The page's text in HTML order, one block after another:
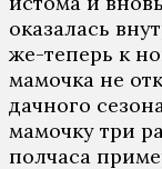
оказалась
же-теперь к
мамочка не
дачного
мамочку три
полчаса